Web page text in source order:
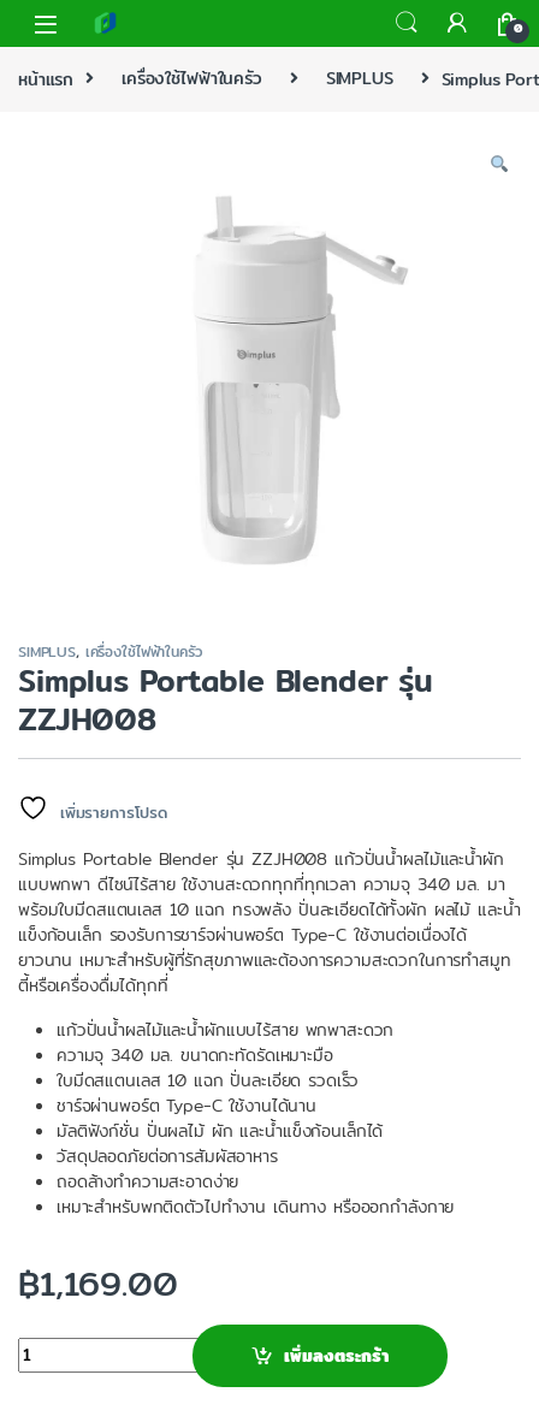
0
หน้าแรก เครื่องใช้ไฟฟ้าในครัว SIMPLUS Simplus
SIMPLUS, เครื่องใช้ไฟฟ้าในครัว
Simplus Portable Blender รุ่น
ZZJH008
เพิ่มรายการโปรด
Simplus Portable Blender รุ่น ZZJH008 แก้วปั่นน้ำผลไม้และน้ำผัก
แบบพกพา ดีไซน์ไร้สาย ใช้งานสะดวกทุกที่ทุกเวลา ความจุ 340 มล. มา
พร้อมใบมีดสแตนเลส 10 แฉก ทรงพลัง ปั่นละเอียดได้ทั้งผัก ผลไม้ และน้ำ
แข็งก้อนเล็ก รองรับการชาร์จผ่านพอร์ต Type-C ใช้งานต่อเนื่องได้
ยาวนาน เหมาะสำหรับผู้ที่รักสุขภาพและต้องการความสะดวกในการทำสมูท
ตี้หรือเครื่องดื่มได้ทุกที่
แก้วปั่นน้ำผลไม้และน้ำผักแบบไร้สาย พกพาสะดวก
ความจุ 340 มล. ขนาดกะทัดรัดเหมาะมือ
ใบมีดสแตนเลส 10 แฉก ปั่นละเอียด รวดเร็ว
ชาร์จผ่านพอร์ต Type-C ใช้งานได้นาน
มัลติฟังก์ชั่น ปั่นผลไม้ ผัก และน้ำแข็งก้อนเล็กได้
วัสดุปลอดภัยต่อการสัมผัสอาหาร
ถอดล้างทำความสะอาดง่าย
เหมาะสำหรับพกติดตัวไปทำงาน เดินทาง หรือออกกำลังกาย
฿1,169.00
จำนวน เพิ่มลงตระกร้า